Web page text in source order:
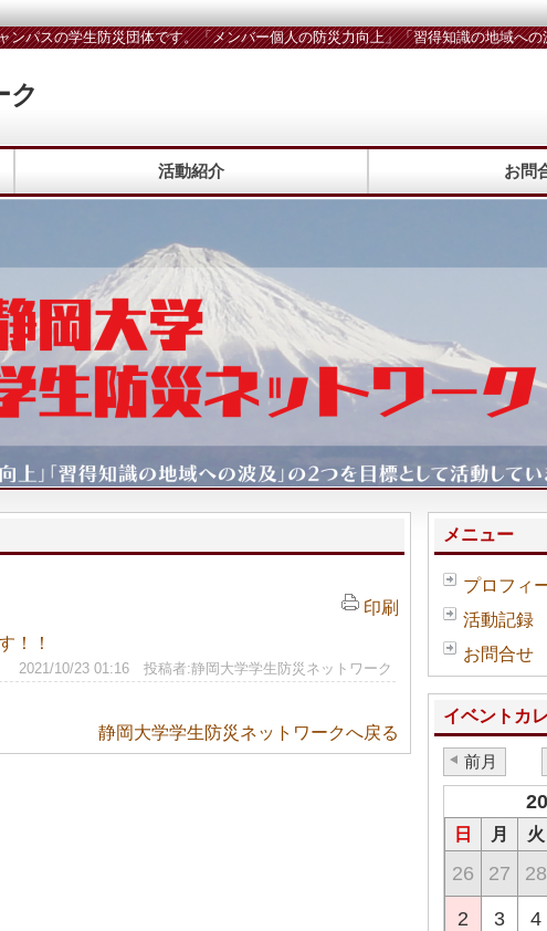
ク
ンパスの学生防災団体です。「メンバー個人の防災力向上」「習得知識の地域へ
活動紹介 お問
印刷
！！
2021/10/23 01:16 投稿者:静岡大学学生防災ネットワーク
静岡大学学生防災ネットワークへ戻る
メニュー
プロフィ
活動記録
お問合せ
イベントカ
前月
日 月 火
26 27 28
2 3 4